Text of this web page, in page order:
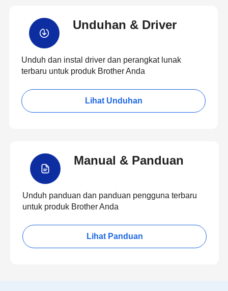
Unduhan & Driver
Unduh dan instal driver dan perangkat lunak
terbaru untuk produk Brother Anda
Lihat Unduhan
Manual & Panduan
Unduh panduan dan panduan pengguna terbaru
untuk produk Brother Anda
Lihat Panduan